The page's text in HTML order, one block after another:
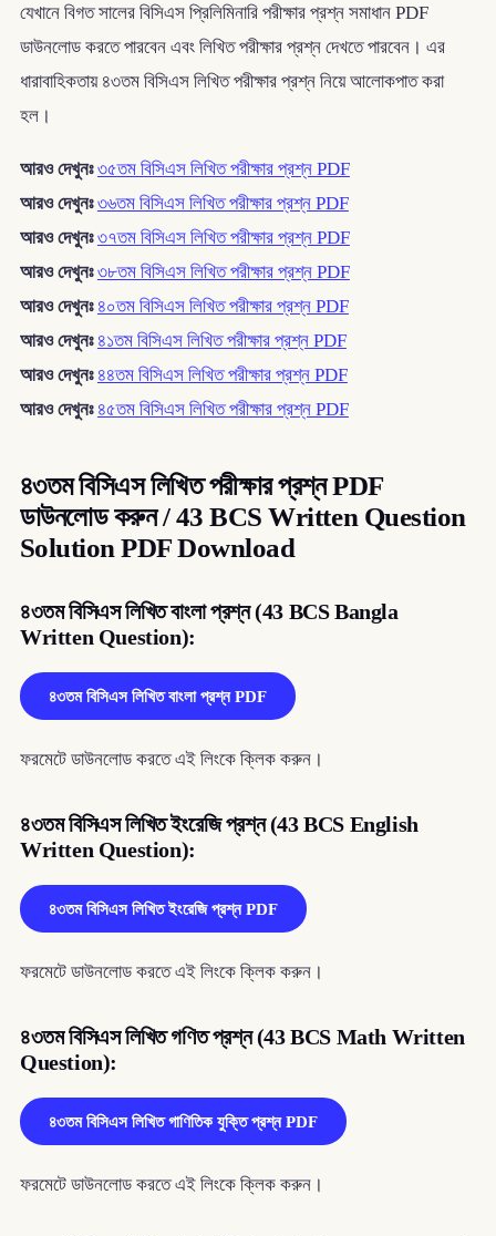
যেখানে বিগত সালের বিসিএস প্রিলিমিনারি পরীক্ষার প্রশ্ন সমাধান PDF
ডাউনলোড করতে পারবেন এবং লিখিত পরীক্ষার প্রশ্ন দেখতে পারবেন। এর
ধারাবাহিকতায় ৪৩তম বিসিএস লিখিত পরীক্ষার প্রশ্ন নিয়ে আলোকপাত করা
হল।
আরও দেখুনঃ ৩৫তম বিসিএস লিখিত পরীক্ষার প্রশ্ন PDF
আরও দেখুনঃ ৩৬তম বিসিএস লিখিত পরীক্ষার প্রশ্ন PDF
আরও দেখুনঃ ৩৭তম বিসিএস লিখিত পরীক্ষার প্রশ্ন PDF
আরও দেখুনঃ ৩৮তম বিসিএস লিখিত পরীক্ষার প্রশ্ন PDF
আরও দেখুনঃ ৪০তম বিসিএস লিখিত পরীক্ষার প্রশ্ন PDF
আরও দেখুনঃ ৪১তম বিসিএস লিখিত পরীক্ষার প্রশ্ন PDF
আরও দেখুনঃ ৪৪তম বিসিএস লিখিত পরীক্ষার প্রশ্ন PDF
আরও দেখুনঃ ৪৫তম বিসিএস লিখিত পরীক্ষার প্রশ্ন PDF
৪৩তম বিসিএস লিখিত পরীক্ষার প্রশ্ন PDF
ডাউনলোড করুন / 43 BCS Written Question
Solution PDF Download
৪৩তম বিসিএস লিখিত বাংলা প্রশ্ন (43 BCS Bangla
Written Question):
৪৩তম বিসিএস লিখিত বাংলা প্রশ্ন PDF
ফরমেটে ডাউনলোড করতে এই লিংকে ক্লিক করুন।
৪৩তম বিসিএস লিখিত ইংরেজি প্রশ্ন (43 BCS English
Written Question):
৪৩তম বিসিএস লিখিত ইংরেজি প্রশ্ন PDF
ফরমেটে ডাউনলোড করতে এই লিংকে ক্লিক করুন।
৪৩তম বিসিএস লিখিত গণিত প্রশ্ন (43 BCS Math Written
Question):
৪৩তম বিসিএস লিখিত গাণিতিক যুক্তি প্রশ্ন PDF
ফরমেটে ডাউনলোড করতে এই লিংকে ক্লিক করুন।